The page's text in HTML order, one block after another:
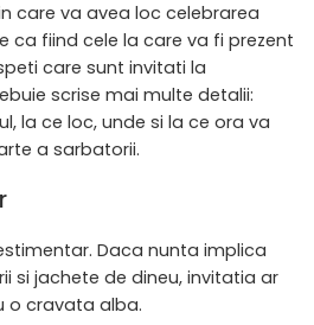
care va avea loc celebrarea
ca fiind cele la care va fi prezent
care sunt invitati la
scrise mai multe detalii:
la ce loc, unde si la ce ora va
a sarbatorii.
Daca nunta implica
si jachete de dineu, invitatia ar
o cravata alba.